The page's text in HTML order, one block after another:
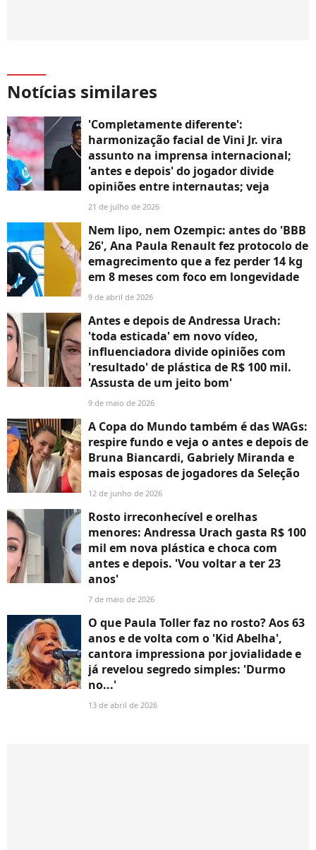
Notícias similares
'Completamente diferente':
harmonização facial de Vini Jr. vira
assunto na imprensa internacional;
'antes e depois' do jogador divide
opiniões entre internautas; veja
21 de julho de 2026
Nem lipo, nem Ozempic: antes do 'BBB
26', Ana Paula Renault fez protocolo de
emagrecimento que a fez perder 14 kg
em 8 meses com foco em longevidade
9 de abril de 2026
Antes e depois de Andressa Urach:
'toda esticada' em novo vídeo,
influenciadora divide opiniões com
'resultado' de plástica de R$ 100 mil.
'Assusta de um jeito bom'
9 de maio de 2026
A Copa do Mundo também é das WAGs:
respire fundo e veja o antes e depois de
Bruna Biancardi, Gabriely Miranda e
mais esposas de jogadores da Seleção
12 de junho de 2026
Rosto irreconhecível e orelhas
menores: Andressa Urach gasta R$ 100
mil em nova plástica e choca com
antes e depois. 'Vou voltar a ter 23
anos'
7 de maio de 2026
O que Paula Toller faz no rosto? Aos 63
anos e de volta com o 'Kid Abelha',
cantora impressiona por jovialidade e
já revelou segredo simples: 'Durmo
no...'
13 de abril de 2026